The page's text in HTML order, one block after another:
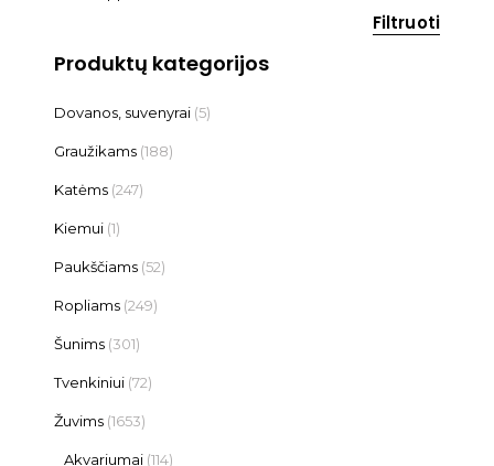
Filtruoti
Produktų kategorijos
Dovanos, suvenyrai (5)
Graužikams (188)
Katėms (247)
Kiemui (1)
Paukščiams (52)
Ropliams (249)
Šunims (301)
Tvenkiniui (72)
Žuvims (1653)
Akvariumai (114)